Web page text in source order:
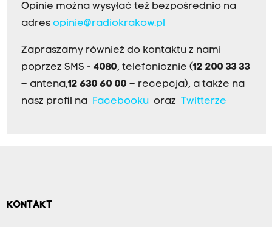
Opinie można wysyłać też bezpośrednio na
adres opinie@radiokrakow.pl
Zapraszamy również do kontaktu z nami
poprzez SMS - 4080, telefonicznie (12 200 33 33
– antena,12 630 60 00 – recepcja), a także na
nasz profil na
Facebookuoraz Twitterze
KONTAKT